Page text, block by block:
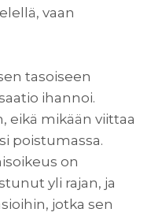
vaan
tasoiseen
ihannoi.
eikä mikään viittaa
poistumassa.
on
yli rajan, ja
jotka sen